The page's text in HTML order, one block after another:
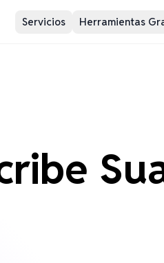
Servicios Herramientas